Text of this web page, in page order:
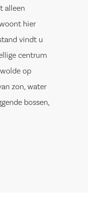
alleen
hier
vindt u
centrum
op
zon, water
bossen,
om